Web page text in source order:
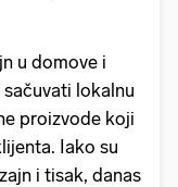
u domove i
lokalnu
proizvode koji
Iako su
i tisak, danas